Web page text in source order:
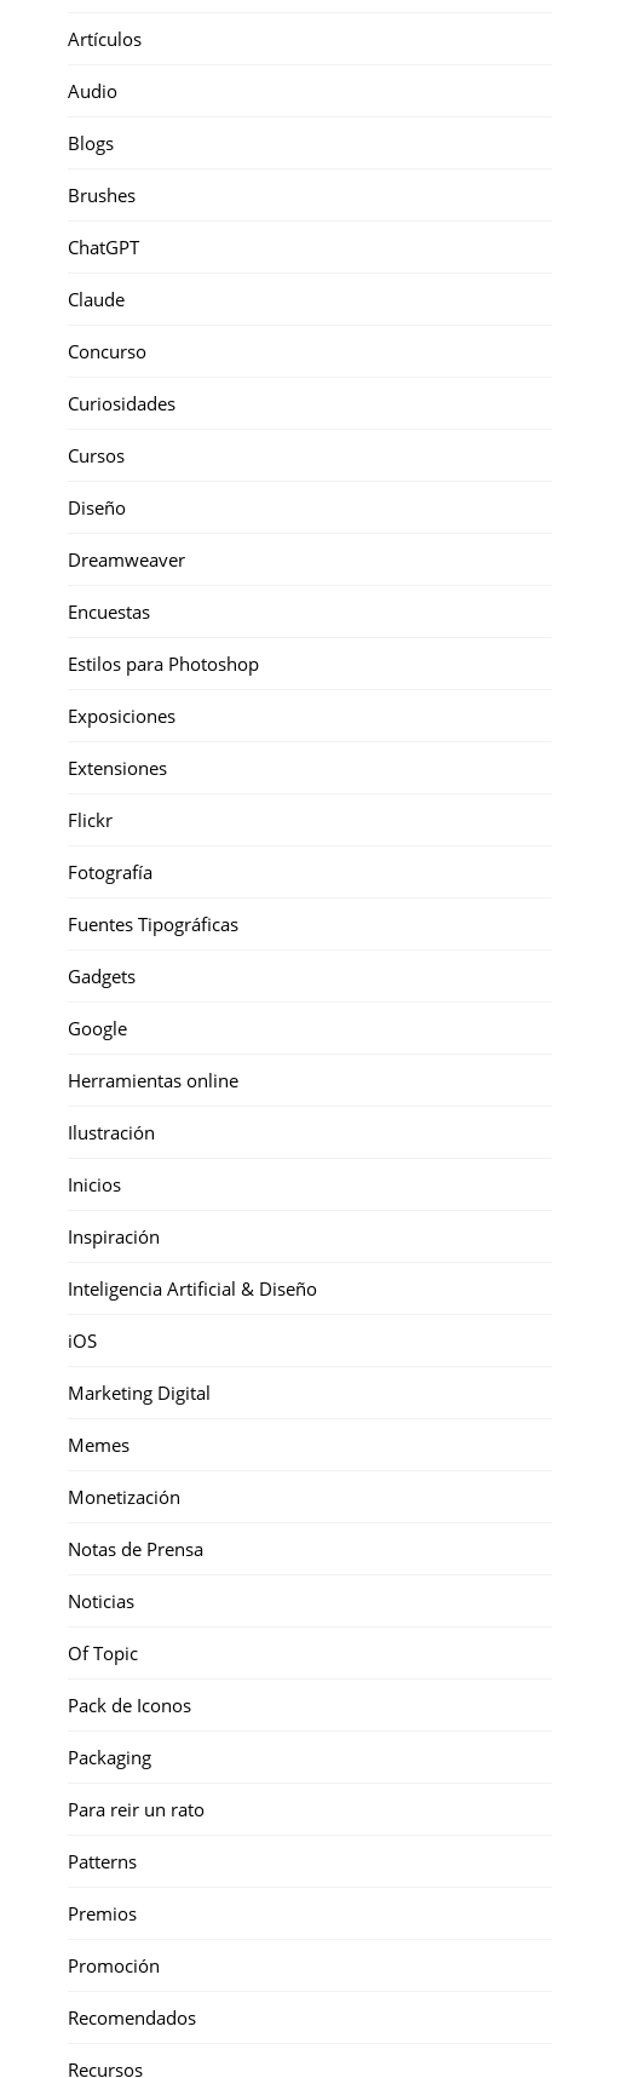
Artículos
Audio
Blogs
Brushes
ChatGPT
Claude
Concurso
Curiosidades
Cursos
Diseño
Dreamweaver
Encuestas
Estilos para Photoshop
Exposiciones
Extensiones
Flickr
Fotografía
Fuentes Tipográficas
Gadgets
Google
Herramientas online
Ilustración
Inicios
Inspiración
Inteligencia Artificial & Diseño
iOS
Marketing Digital
Memes
Monetización
Notas de Prensa
Noticias
Of Topic
Pack de Iconos
Packaging
Para reir un rato
Patterns
Premios
Promoción
Recomendados
Recursos